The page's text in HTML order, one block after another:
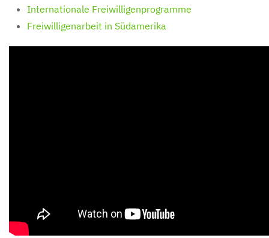
Internationale Freiwilligenprogramme
Freiwilligenarbeit in Südamerika